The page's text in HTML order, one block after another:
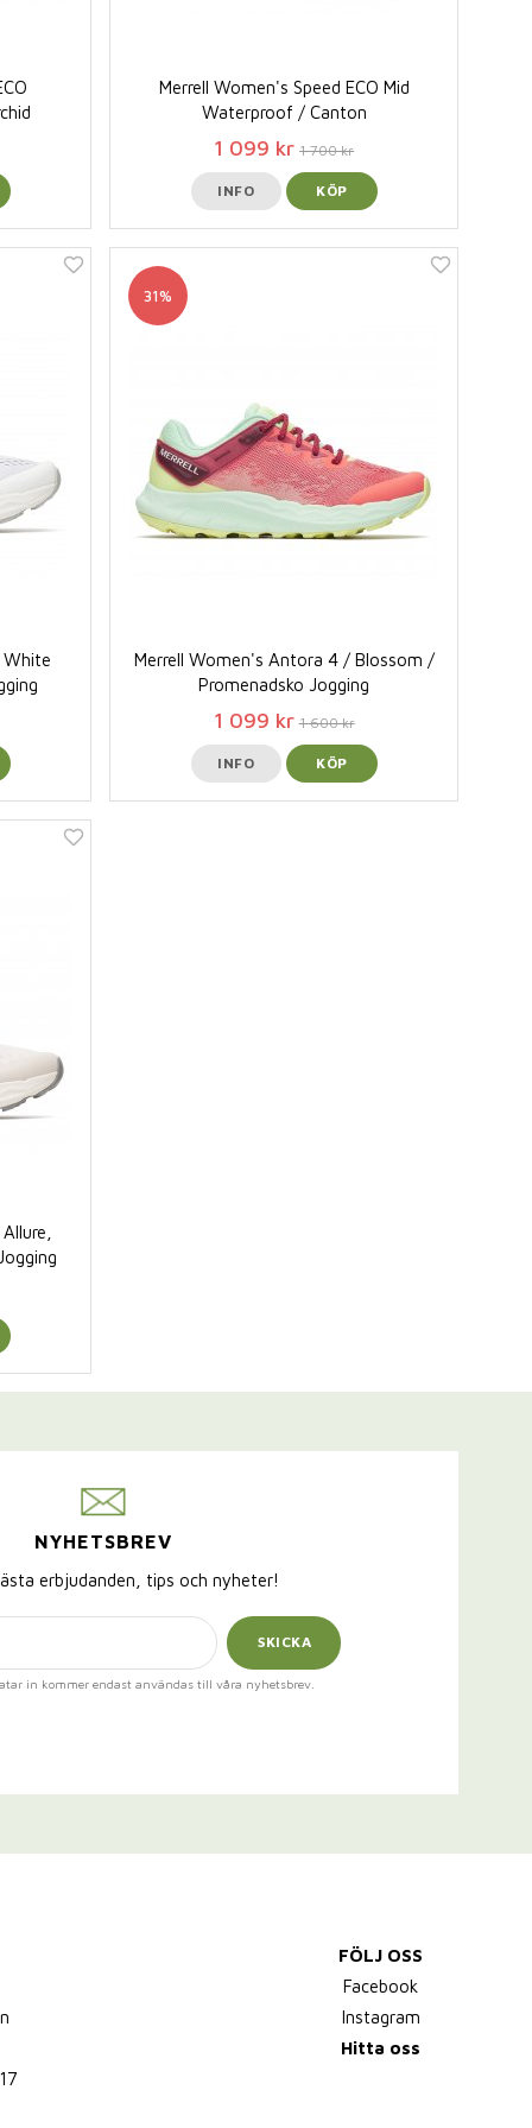
Merrell Women's Speed ECO Mid
Waterproof / Canton
1 099 kr 1 700 kr
INFO KÖP
White
31%
Merrell Women's Antora 4 / Blossom /
Promenadsko Jogging
1 099 kr 1 600 kr
INFO KÖP
NYHETSBREV
erbjudanden, tips och nyheter!
SKICKA
in kommer endast användas till våra nyhetsbrev.
FÖLJ OSS
Facebook
Instagram
Hitta oss